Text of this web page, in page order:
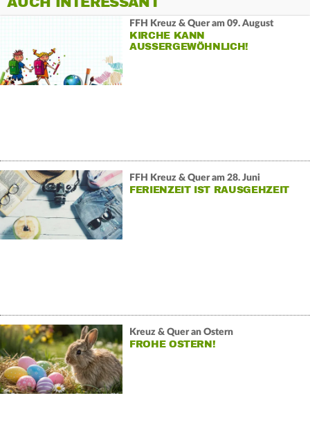
FFH Kreuz & Quer am 09. August
KIRCHE KANN
AUSSERGEWÖHNLICH!
FFH Kreuz & Quer am 28. Juni
FERIENZEIT IST RAUSGEHZEIT
Kreuz & Quer an Ostern
FROHE OSTERN!